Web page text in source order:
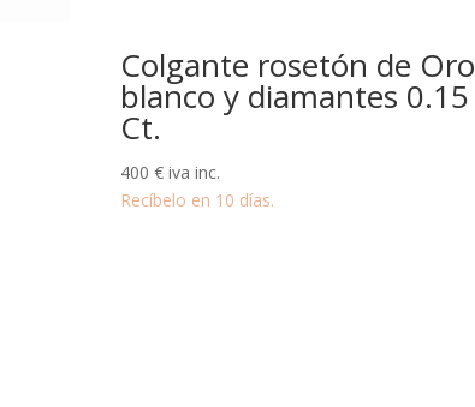
Colgante rosetón de Oro
blanco y diamantes 0.15
Ct.
400€ iva inc.
Recíbelo en 10 días.